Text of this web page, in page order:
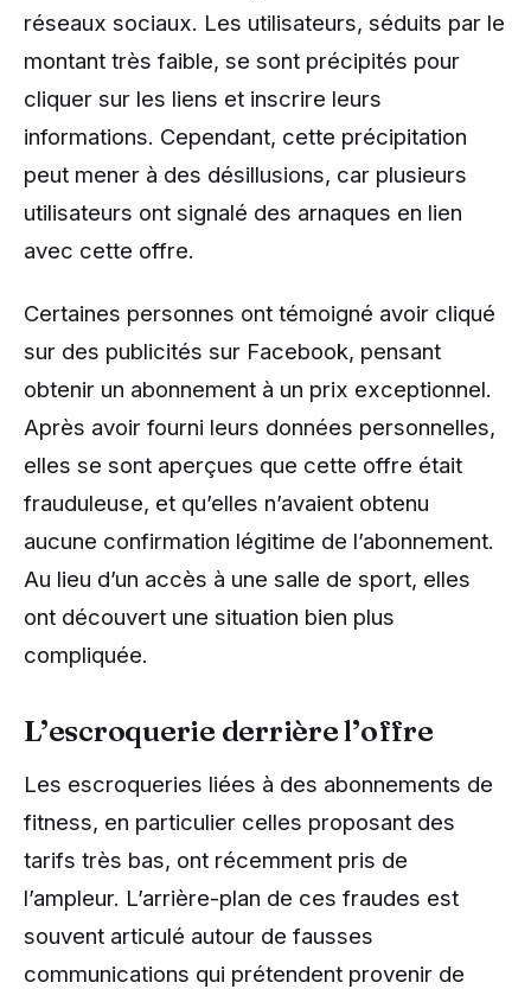
réseaux sociaux. Les utilisateurs, séduits par le
montant très faible, se sont précipités pour
cliquer sur les liens et inscrire leurs
informations. Cependant, cette précipitation
peut mener à des désillusions, car plusieurs
utilisateurs ont signalé des arnaques en lien
avec cette offre.
Certaines personnes ont témoigné avoir cliqué
sur des publicités sur Facebook, pensant
obtenir un abonnement à un prix exceptionnel.
Après avoir fourni leurs données personnelles,
elles se sont aperçues que cette offre était
frauduleuse, et qu’elles n’avaient obtenu
aucune confirmation légitime de l’abonnement.
Au lieu d’un accès à une salle de sport, elles
ont découvert une situation bien plus
compliquée.
L’escroquerie derrière l’offre
Les escroqueries liées à des abonnements de
fitness, en particulier celles proposant des
tarifs très bas, ont récemment pris de
l’ampleur. L’arrière-plan de ces fraudes est
souvent articulé autour de fausses
communications qui prétendent provenir de